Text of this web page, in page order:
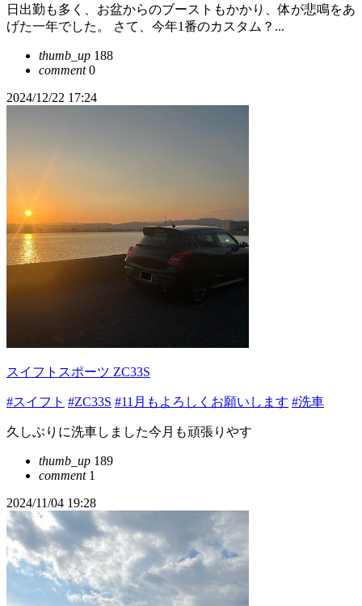
日出勤も多く、お盆からのブーストもかかり、体が悲鳴をあ
げた一年でした。 さて、今年1番のカスタム？...
thumb_up 188
comment0
2024/12/22 17:24
スイフトスポーツ ZC33S
#スイフト #ZC33S #11月もよろしくお願いします #洗車
久しぶりに洗車しました今月も頑張りやす
thumb_up 189
comment1
2024/11/04 19:28